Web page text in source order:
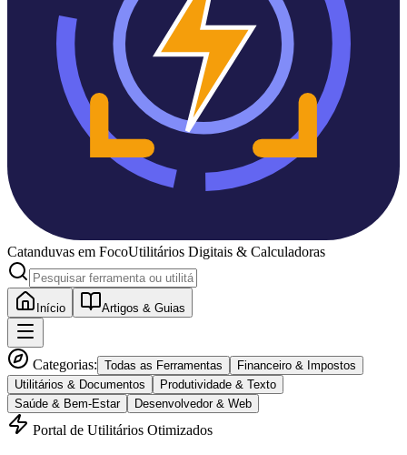
Catanduvas em FocoUtilitários Digitais & Calculadoras
Início Artigos & Guias
Categorias: Todas as Ferramentas
Financeiro & Impostos
Utilitários & Documentos
Produtividade & Texto
Saúde & Bem-Estar
Desenvolvedor & Web
Portal de Utilitários Otimizados